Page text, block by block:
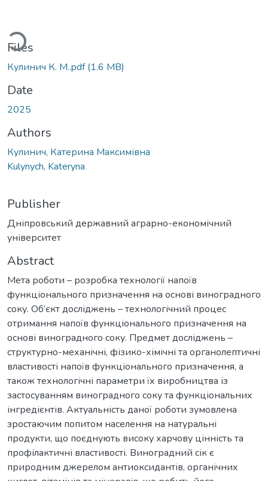
Loading...
Files
Кулинич К. М..pdf(1.6 MB)
Date
2025
Authors
Кулинич, Катерина Максимівна
Kulynych, Kateryna
Publisher
Дніпровський державний аграрно-економічний
університет
Abstract
Мета роботи – розробка технології напоїв
функціонального призначення на основі виноградного
соку. Об’єкт досліджень – технологічний процес
отримання напоїв функціонального призначення на
основі виноградного соку. Предмет досліджень –
структурно-механічні, фізико-хімічні та органолептичні
властивості напоїв функціонального призначення, а
також технологічні параметри їх виробництва із
застосуванням виноградного соку та функціональних
інгредієнтів. Актуальність даної роботи зумовлена
зростаючим попитом населення на натуральні
продукти, що поєднують високу харчову цінність та
профілактичні властивості. Виноградний сік є
природним джерелом антиоксидантів, органічних